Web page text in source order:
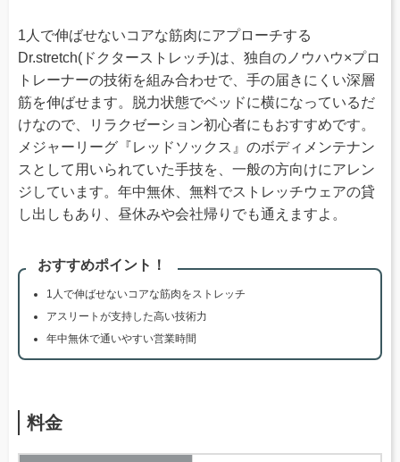
1人で伸ばせないコアな筋肉にアプローチする
Dr.stretch(ドクターストレッチ)は、独自のノウハウ×プロ
トレーナーの技術を組み合わせで、手の届きにくい深層
筋を伸ばせます。脱力状態でベッドに横になっているだ
けなので、リラクゼーション初心者にもおすすめです。
メジャーリーグ『レッドソックス』のボディメンテナン
スとして用いられていた手技を、一般の方向けにアレン
ジしています。年中無休、無料でストレッチウェアの貸
し出しもあり、昼休みや会社帰りでも通えますよ。
おすすめポイント！
1人で伸ばせないコアな筋肉をストレッチ
アスリートが支持した高い技術力
年中無休で通いやすい営業時間
料金